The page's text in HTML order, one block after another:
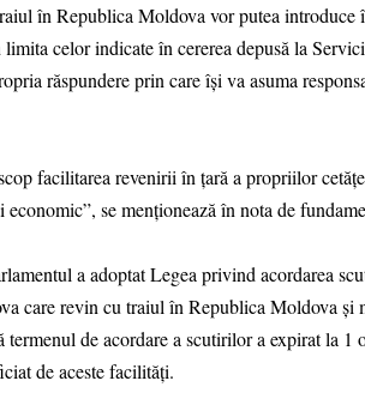
în Republica Moldova vor putea introduce
celor indicate în cererea depusă la
răspundere prin care își va asuma
facilitarea revenirii în țară a propriilor
se menționează în nota de
a adoptat Legea privind acordarea
care revin cu traiul în Republica Moldova și
de acordare a scutirilor a expirat la 1
de aceste facilități.